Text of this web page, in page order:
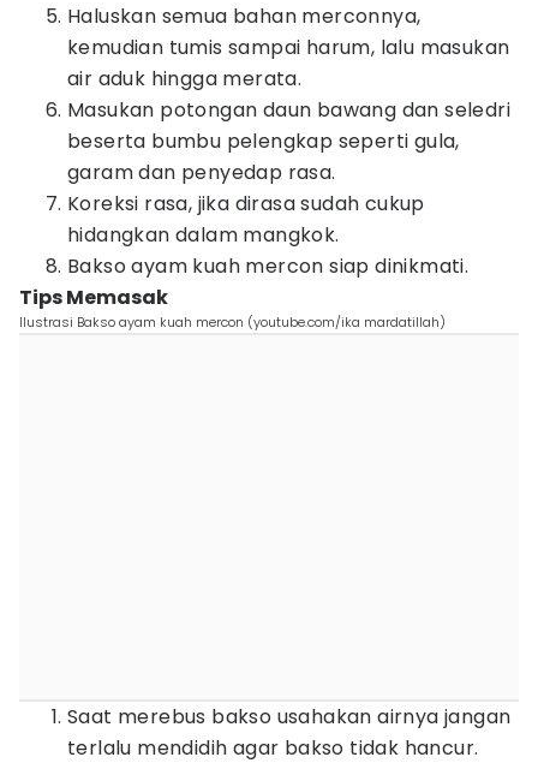
Haluskan semua bahan merconnya,
kemudian tumis sampai harum, lalu masukan
air aduk hingga merata.
Masukan potongan daun bawang dan seledri
beserta bumbu pelengkap seperti gula,
garam dan penyedap rasa.
Koreksi rasa, jika dirasa sudah cukup
hidangkan dalam mangkok.
Bakso ayam kuah mercon siap dinikmati.
Tips Memasak
Ilustrasi Bakso ayam kuah mercon (youtube.com/ika mardatillah)
Saat merebus bakso usahakan airnya jangan
terlalu mendidih agar bakso tidak hancur.